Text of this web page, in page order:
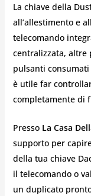
La chiave della
all’allestimento e
telecomando
centralizzata, altre
pulsanti
è utile far
completamente di
Presso La Casa
supporto per
della tua chiave
il telecomando o
un duplicato